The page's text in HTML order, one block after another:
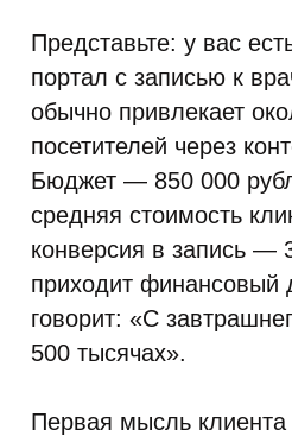
Представьте: у вас
портал с записью к
обычно привлекает
посетителей через
Бюджет — 850 000
средняя стоимость
конверсия в запись —
приходит финансовый
говорит: «С
500 тысячах».
Первая мысль